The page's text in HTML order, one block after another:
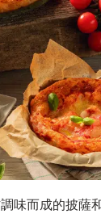
味而成的披薩